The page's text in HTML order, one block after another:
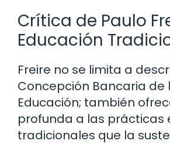
Crítica de Paulo
Educación
Freire no se limita a
Concepción Bancaria de
Educación; también
profunda a las prácticas
tradicionales que la